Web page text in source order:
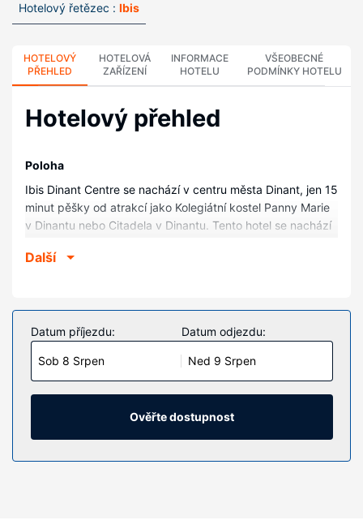
Hotelový řetězec : Ibis
HOTELOVÝ
PŘEHLED
HOTELOVÁ
ZAŘÍZENÍ
INFORMACE
HOTELU
VŠEOBECNÉ
PODMÍNKY HOTELU
Hotelový přehled
Poloha
Ibis Dinant Centre se nachází v centru města Dinant, jen 15
minut pěšky od atrakcí jako Kolegiátní kostel Panny Marie
v Dinantu nebo Citadela v Dinantu. Tento hotel se nachází
Merveilleuse.
V jednom z 58 klimatizovaných pokojů se budete cítit jako
doma. Bezdrátový internet zdarma vám zajistí spojení se
světem a televize, která nabízí kabelové kanály, dobrou
zábavu. K vybavení koupelen patří sprcha a vysoušeč
vlasů. Další užitečné vybavení a služby: telefon, psací stůl
a závěsy/žaluzie.
Vybavení nemovitosti
patří také bezdrátový internet zdarma. Součástí vybavení
Další
Datum příjezdu:
Sob 8 Srpen
Datum odjezdu:
Ned 9 Srpen
Ověřte dostupnost